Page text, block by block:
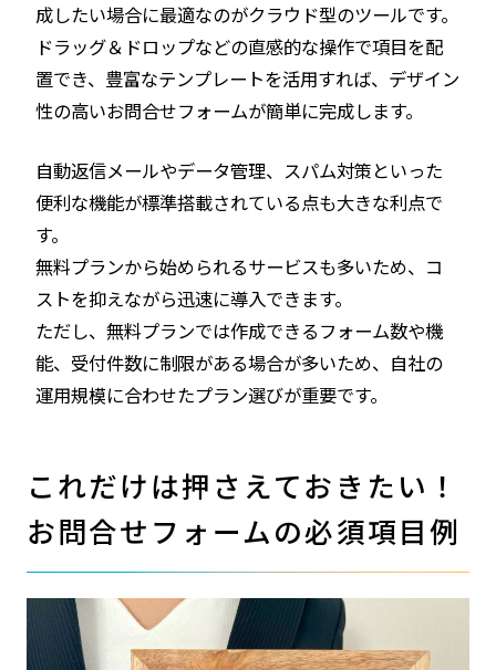
成したい場合に最適なのがクラウド型のツールです。
ドラッグ＆ドロップなどの直感的な操作で項目を配
置でき、豊富なテンプレートを活用すれば、デザイン
性の高いお問合せフォームが簡単に完成します。
自動返信メールやデータ管理、スパム対策といった
便利な機能が標準搭載されている点も大きな利点で
す。
無料プランから始められるサービスも多いため、コ
ストを抑えながら迅速に導入できます。
ただし、無料プランでは作成できるフォーム数や機
能、受付件数に制限がある場合が多いため、自社の
運用規模に合わせたプラン選びが重要です。
これだけは押さえておきたい！
お問合せフォームの必須項目例